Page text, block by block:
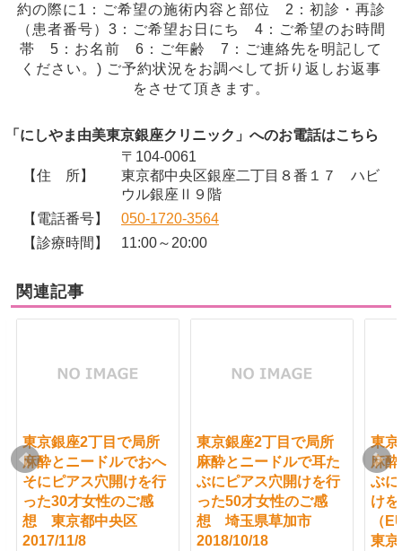
約の際に1：ご希望の施術内容と部位 2：初診・再診
（患者番号）3：ご希望お日にち 4：ご希望のお時間
帯 5：お名前 6：ご年齢 7：ご連絡先を明記して
ください。) ご予約状況をお調べして折り返しお返事
をさせて頂きます。
「にしやま由美東京銀座クリニック」へのお電話はこちら
【住 所】
〒104-0061
東京都中央区銀座二丁目８番１７ ハビ
ウル銀座Ⅱ９階
【電話番号】
050-1720-3564
【診療時間】
11:00～20:00
関連記事
東京銀座2丁目で局所
麻酔とニードルでおへ
そにピアス穴開けを行
った30才女性のご感
想 東京都中央区
2017/11/8
東京銀座2丁目で局所
麻酔とニードルで耳た
ぶにピアス穴開けを行
った50才女性のご感
想 埼玉県草加市
2018/10/18
東
麻
ぶ
け
（
東